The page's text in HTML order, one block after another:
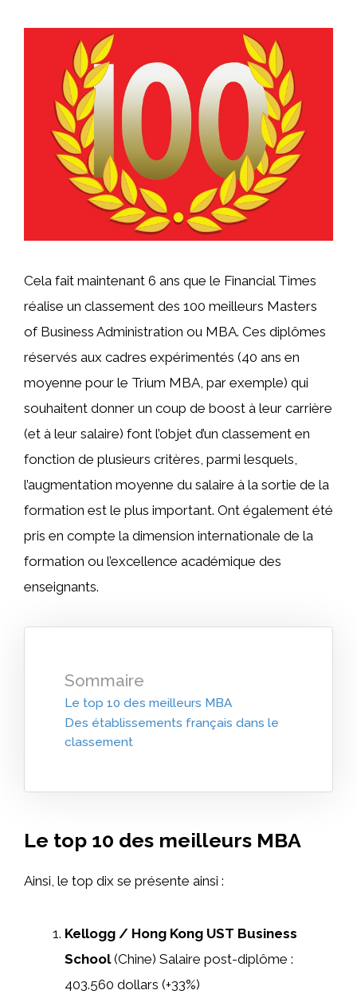
Cela fait maintenant 6 ans que le Financial Times
réalise un classement des 100 meilleurs Masters
of Business Administration ou MBA. Ces diplômes
réservés aux cadres expérimentés (40 ans en
moyenne pour le Trium MBA, par exemple) qui
souhaitent donner un coup de boost à leur carrière
(et à leur salaire) font l’objet d’un classement en
fonction de plusieurs critères, parmi lesquels,
l’augmentation moyenne du salaire à la sortie de la
formation est le plus important. Ont également été
pris en compte la dimension internationale de la
formation ou l’excellence académique des
enseignants.
Sommaire
Le top 10 des meilleurs MBA
Des établissements français dans le
classement
Le top 10 des meilleurs MBA
Ainsi, le top dix se présente ainsi :
Kellogg / Hong Kong UST Business
School(Chine) Salaire post-diplôme :
403.560 dollars (+33%)